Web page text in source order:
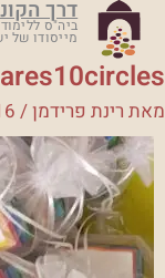
דילוג
לתוכן
דרך
ביה"ס
מייסודו של
מאת רינת פרידמן/
16